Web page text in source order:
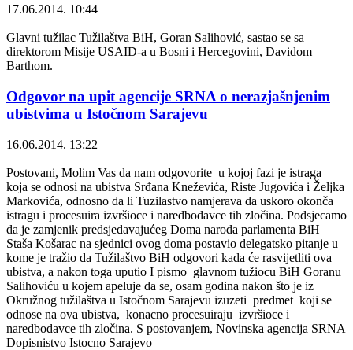
17.06.2014. 10:44
Glavni tužilac Tužilaštva BiH, Goran Salihović, sastao se sa
direktorom Misije USAID-a u Bosni i Hercegovini, Davidom
Barthom.
Odgovor na upit agencije SRNA o nerazjašnjenim
ubistvima u Istočnom Sarajevu
16.06.2014. 13:22
Postovani, Molim Vas da nam odgovorite u kojoj fazi je istraga
koja se odnosi na ubistva Srđana Kneževića, Riste Jugovića i Željka
Markovića, odnosno da li Tuzilastvo namjerava da uskoro okonča
istragu i procesuira izvršioce i naredbodavce tih zločina. Podsjecamo
da je zamjenik predsjedavajućeg Doma naroda parlamenta BiH
Staša Košarac na sjednici ovog doma postavio delegatsko pitanje u
kome je tražio da Tužilaštvo BiH odgovori kada će rasvijetliti ova
ubistva, a nakon toga uputio I pismo glavnom tužiocu BiH Goranu
Salihoviću u kojem apeluje da se, osam godina nakon što je iz
Okružnog tužilaštva u Istočnom Sarajevu izuzeti predmet koji se
odnose na ova ubistva, konacno procesuiraju izvršioce i
naredbodavce tih zločina. S postovanjem, Novinska agencija SRNA
Dopisnistvo Istocno Sarajevo